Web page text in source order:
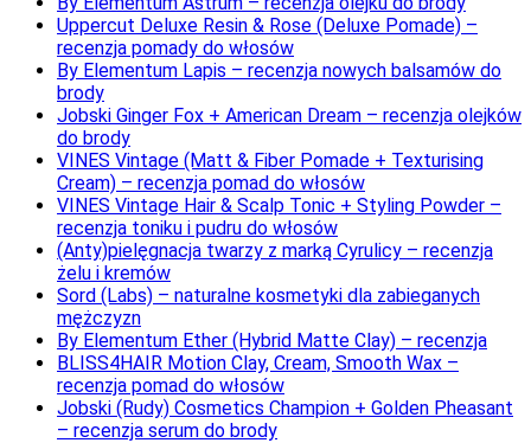
Uppercut Deluxe Resin & Rose (Deluxe Pomade) –
recenzja pomady do włosów
By Elementum Lapis – recenzja nowych balsamów do
brody
Jobski Ginger Fox + American Dream – recenzja olejków
do brody
VINES Vintage (Matt & Fiber Pomade + Texturising
Cream) – recenzja pomad do włosów
VINES Vintage Hair & Scalp Tonic + Styling Powder –
recenzja toniku i pudru do włosów
(Anty)pielęgnacja twarzy z marką Cyrulicy – recenzja
żelu i kremów
Sord (Labs) – naturalne kosmetyki dla zabieganych
mężczyzn
By Elementum Ether (Hybrid Matte Clay) – recenzja
BLISS4HAIR Motion Clay, Cream, Smooth Wax –
recenzja pomad do włosów
Jobski (Rudy) Cosmetics Champion + Golden Pheasant
– recenzja serum do brody